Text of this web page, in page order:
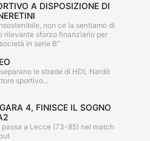
A DISPOSIZIONE DI
non ce la sentiamo di
rilevante sforzo finanziario per
in serie B"
le strade di HDL Nardò
sportivo...
4, FINISCE IL SOGNO
passa a Lecce (73-85) nel match